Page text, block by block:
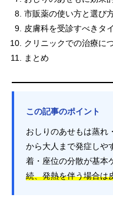
市販薬の使い方と選び
皮膚科を受診すべきタ
クリニックでの治療に
まとめ
この記事のポイント
おしりのあせもは蒸れ
から大人まで発症しや
着・座位の分散が基本
続、発熱を伴う場合は